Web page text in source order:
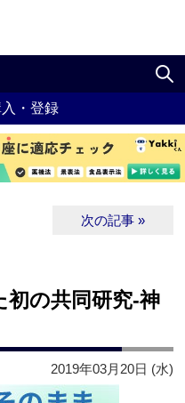
・登録
次の記事 »
初の共同研究‐神
2019年03月20日 (水)